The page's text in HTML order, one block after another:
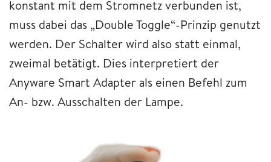
konstant mit dem Stromnetz verbunden ist,
muss dabei das „Double Toggle“-Prinzip genutzt
werden. Der Schalter wird also statt einmal,
zweimal betätigt. Dies interpretiert der
Anyware Smart Adapter als einen Befehl zum
An- bzw. Ausschalten der Lampe.